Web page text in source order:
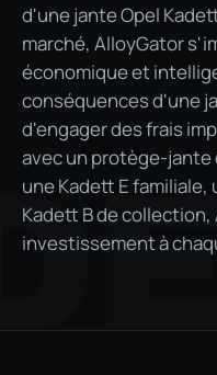
d'une jante Opel
marché, AlloyGator
économique et
conséquences d'une
d'engager des frais
avec un protège-jante
une Kadett E
Kadett B de
investissement à